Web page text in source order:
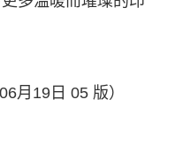
月19日 05 版）